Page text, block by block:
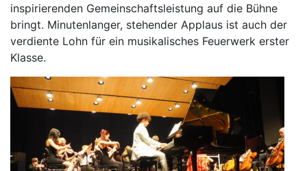
inspirierenden Gemeinschaftsleistung auf die Bühne
bringt. Minutenlanger, stehender Applaus ist auch der
verdiente Lohn für ein musikalisches Feuerwerk erster
Klasse.